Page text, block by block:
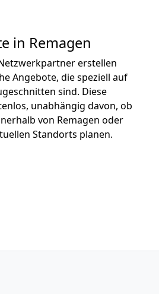
in Remagen
erstellen
Angebote, die speziell auf
sind. Diese
unabhängig davon, ob
von Remagen oder
Standorts planen.